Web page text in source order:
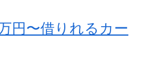
円〜借りれるカー